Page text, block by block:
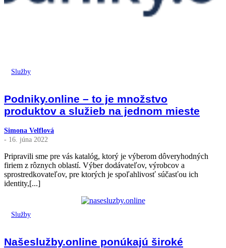
Služby
Podniky.online – to je množstvo
produktov a služieb na jednom mieste
Simona Velflová
- 16. júna 2022
Pripravili sme pre vás katalóg, ktorý je výberom dôveryhodných
firiem z rôznych oblastí. Výber dodávateľov, výrobcov a
sprostredkovateľov, pre ktorých je spoľahlivosť súčasťou ich
identity,[...]
Služby
Našeslužby.online ponúkajú široké